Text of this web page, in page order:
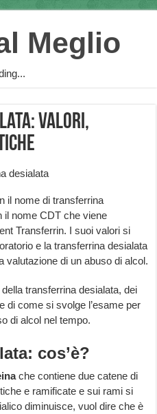
valori,
il nome di transferrina
il nome CDT che viene
Transferrin. I suoi valori si
e la transferrina desialata
valutazione di un abuso di alcol.
transferrina desialata, dei
di come si svolge l’esame per
di alcol nel tempo.
cos’è?
che contiene due catene di
e ramificate e sui rami si
diminuisce, vuol dire che è